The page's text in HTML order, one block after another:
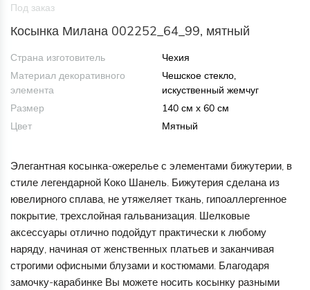
Под заказ
Косынка Милана 002252_64_99, мятный
Страна изготовитель
Чехия
Материал декоративного
элемента
Чешское стекло,
искуственный жемчуг
Размер
140 см х 60 см
Цвет
Мятный
Элегантная косынка-ожерелье с элементами бижутерии, в
стиле легендарной Коко Шанель. Бижутерия сделана из
ювелирного сплава, не утяжеляет ткань, гипоаллергенное
покрытие, трехслойная гальванизация. Шелковые
аксессуары отлично подойдут практически к любому
наряду, начиная от женственных платьев и заканчивая
строгими офисными блузами и костюмами. Благодаря
замочку-карабинке Вы можете носить косынку разными